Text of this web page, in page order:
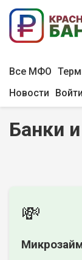
Все МФО
Новости
Войти
Банки
💸